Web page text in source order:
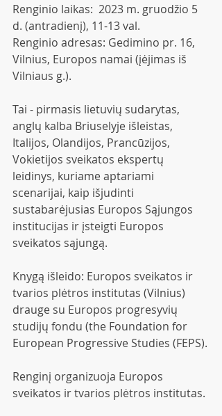
Renginio laikas:  2023 m. gruodžio 5
d. (antradienį), 11-13 val.
Renginio adresas: Gedimino pr. 16,
Vilnius, Europos namai (įėjimas iš
Vilniaus g.).
Tai - pirmasis lietuvių sudarytas,
anglų kalba Briuselyje išleistas,
Italijos, Olandijos, Prancūzijos,
Vokietijos sveikatos ekspertų
leidinys, kuriame aptariami
scenarijai, kaip išjudinti
sustabarėjusias Europos Sąjungos
institucijas ir įsteigti Europos
sveikatos sąjungą.
Knygą išleido: Europos sveikatos ir
tvarios plėtros institutas (Vilnius)
drauge su Europos progresyvių
studijų fondu (the Foundation for
European Progressive Studies (FEPS).
Renginį organizuoja Europos
sveikatos ir tvarios plėtros institutas.